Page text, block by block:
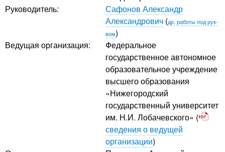
Руководитель:
Сафонов Александр
Александрович (др. работы под рук-
вом)
Ведущая организация:
Федеральное
государственное автономное
образовательное учреждение
высшего образования
«Нижегородский
государственный университет
им. Н.И. Лобачевского» (
сведения о ведущей
организации)